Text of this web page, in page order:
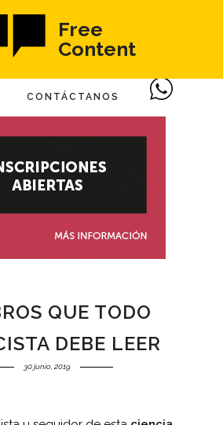
Free
Content
CONTÁCTANOS
QUE TODO
DEBE LEER
30 junio, 2019